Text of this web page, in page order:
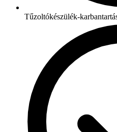
Tűzoltókészülék-